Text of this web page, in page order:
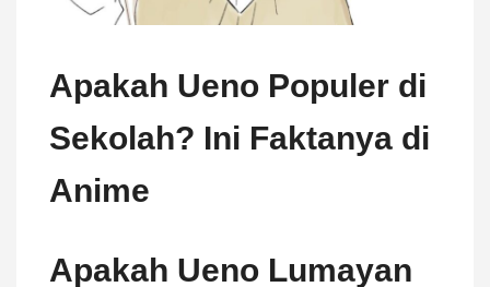
Apakah Ueno Populer di
Sekolah? Ini Faktanya di
Anime
Apakah Ueno Lumayan